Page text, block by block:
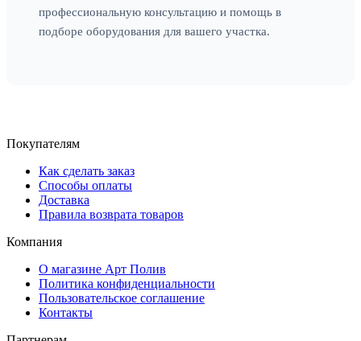
профессиональную консультацию и помощь в
подборе оборудования для вашего участка.
Покупателям
Как сделать заказ
Способы оплаты
Доставка
Правила возврата товаров
Компания
О магазине Арт Полив
Политика конфиденциальности
Пользовательское соглашение
Контакты